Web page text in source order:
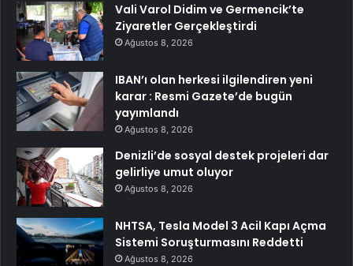
Vali Varol Didim ve Germencik’te
Ziyaretler Gerçekleştirdi
Ağustos 8, 2026
IBAN’ı olan herkesi ilgilendiren yeni
karar : Resmi Gazete’de bugün
yayımlandı
Ağustos 8, 2026
Denizli’de sosyal destek projeleri dar
gelirliye umut oluyor
Ağustos 8, 2026
NHTSA, Tesla Model 3 Acil Kapı Açma
Sistemi Soruşturmasını Reddetti
Ağustos 8, 2026